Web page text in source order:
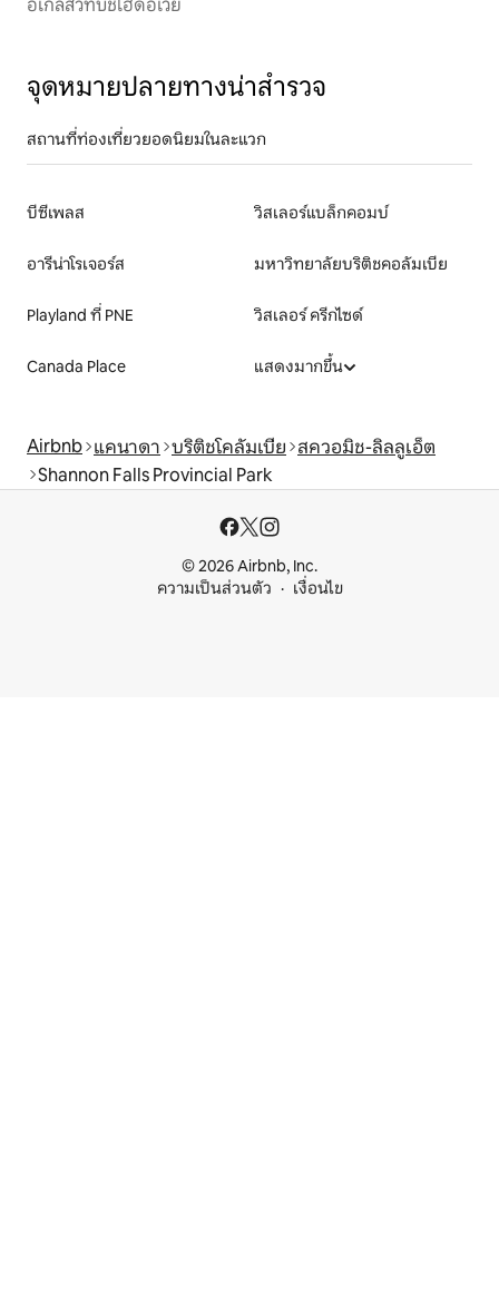
อีเกิลสวีทบีชไฮด์อเวย์
จุดหมายปลายทางน่าสำรวจ
สถานที่ท่องเที่ยวยอดนิยมในละแวก
บีซีเพลส วิสเลอร์แบล็กคอมบ์
อารีน่าโรเจอร์ส มหาวิทยาลัยบริติชคอลัมเบีย
Playland ที่ PNE วิสเลอร์ ครีกไซด์
Canada Place แสดงมากขึ้น
Airbnb แคนาดา บริติชโคลัมเบีย สควอมิช-ลิลลูเอ็ต
Shannon Falls Provincial Park
© 2026 Airbnb, Inc.
ความเป็นส่วนตัว
เงื่อนไข